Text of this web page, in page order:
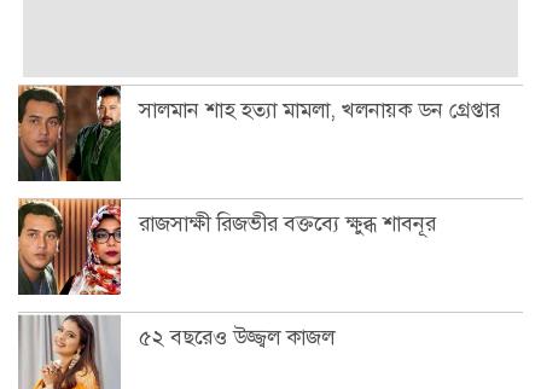
সালমান শাহ হত্যা মামলা, খলনায়ক ডন গ্রেপ্তার
রাজসাক্ষী রিজভীর বক্তব্যে ক্ষুব্ধ শাবনূর
৫২ বছরেও উজ্জ্বল কাজল